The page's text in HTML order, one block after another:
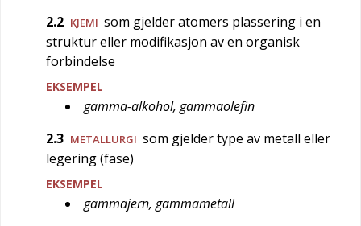
2.2 KJEMI som gjelder atomers plassering i en
struktur eller modifikasjon av en organisk
forbindelse
EKSEMPEL
gamma-alkohol, gammaolefin
2.3 METALLURGI som gjelder type av metall eller
legering (fase)
EKSEMPEL
gammajern, gammametall